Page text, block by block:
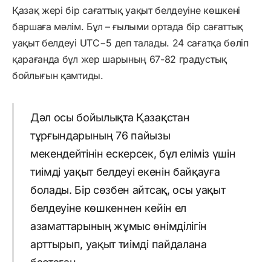
Қазақ жері бір сағаттық уақыт белдеуіне көшкені
баршаға мәлім. Бұл – ғылыми ортада бір сағаттық
уақыт белдеуі UTC−5 деп талады. 24 сағатқа бөліп
қарағанда бұл жер шарының 67-82 градустық
бойлығын қамтиды.
Дәл осы бойылықта Қазақстан
тұрғындарының 76 пайызы
мекендейтінін ескерсек, бұл еліміз үшін
тиімді уақыт белдеуі екенін байқауға
болады. Бір сөзбен айтсақ, осы уақыт
белдеуіне көшкеннен кейін ел
азаматтарының жұмыс өнімділігін
арттырып, уақыт тиімді пайдалана